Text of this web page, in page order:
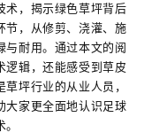
术，揭示绿色草坪背后
节，从修剪、浇灌、施
与耐用。通过本文的阅
逻辑，还能感受到草皮
坪行业的从业人员，
大家更全面地认识足球